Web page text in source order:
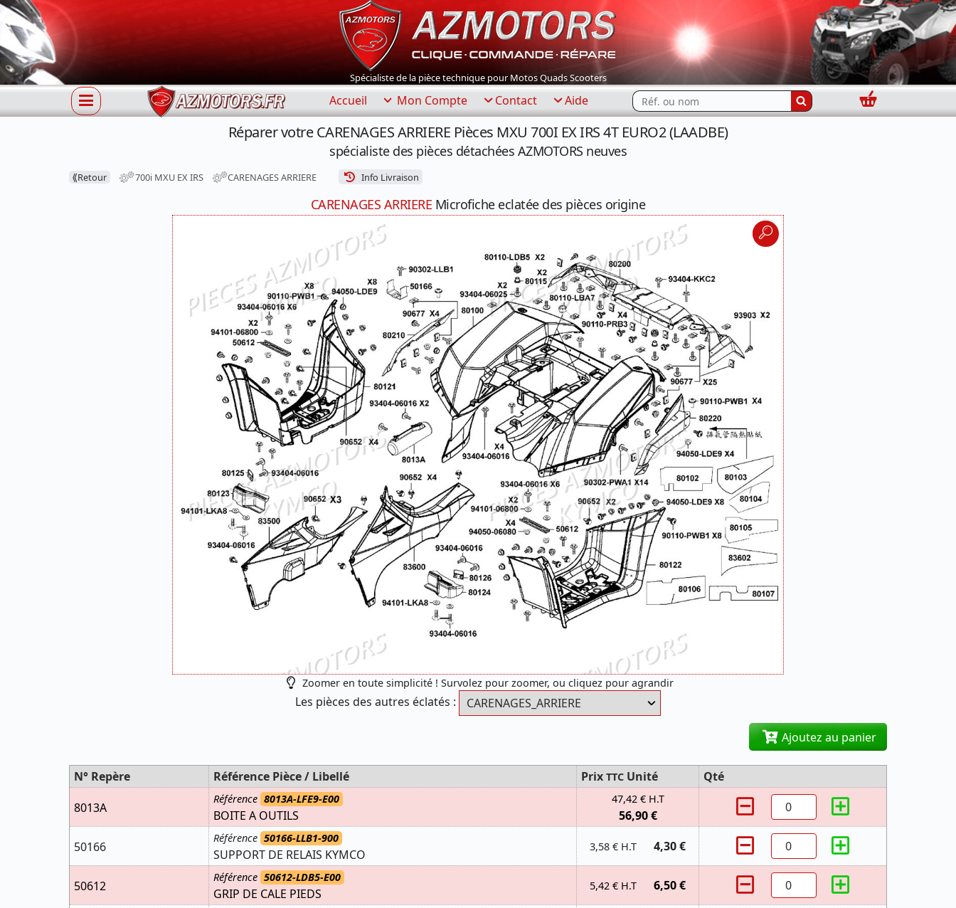
Spécialiste de la pièce technique pour Motos Quads Scooters
Accueil Mon Compte Contact Aide Rechercher...
Panier
Réparer votre CARENAGES ARRIERE Pièces MXU 700I EX IRS 4T EURO2 (LAADBE)
spécialiste des pièces détachées AZMOTORS neuves
⟪Retour 700i MXU EX IRS CARENAGES ARRIERE Info Livraison
CARENAGES ARRIERE Microfiche eclatée des pièces origine
Zoomer en toute simplicité ! Survolez pour zoomer, ou cliquez pour agrandir
Les pièces des autres éclatés :
Ajoutez au panier
N° Repère Référence Pièce / Libellé Prix TTC Unité
Qté
8013A
Référence 8013A-LFE9-E00
BOITE A OUTILS
47,42 € H.T
56,90 €
50166
Référence 50166-LLB1-900
SUPPORT DE RELAIS KYMCO
3,58 € H.T 4,30 €
50612
Référence 50612-LDB5-E00
GRIP DE CALE PIEDS
5,42 € H.T 6,50 €